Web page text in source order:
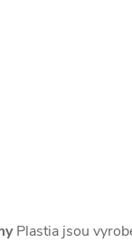
Plastia jsou